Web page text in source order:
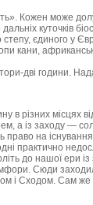
Кожен може
куточків
єдиного у
кани,
дві години.
в різних місцях
а із заходу —
право на
практично
до нашої ери
Сюди
і Сходом. Сам же